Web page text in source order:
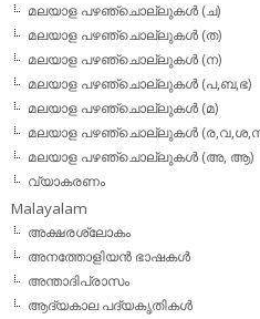
മലയാള പഴഞ്ചൊല്ലുകള്‍ (ച)
മലയാള പഴഞ്ചൊല്ലുകള്‍ (ത)
മലയാള പഴഞ്ചൊല്ലുകള്‍ (ന)
മലയാള പഴഞ്ചൊല്ലുകള്‍ (പ,ബ,ഭ)
മലയാള പഴഞ്ചൊല്ലുകള്‍ (മ)
മലയാള പഴഞ്ചൊല്ലുകള്‍
മലയാള പഴഞ്ചൊല്ലുകൾ (അ, ആ)
വ്യാകരണം
Malayalam
അക്ഷരശ്ലോകം
അനത്തോളിയന്‍ ഭാഷകള്‍
അന്താദിപ്രാസം
ആദ്യകാല പദ്യകൃതികള്‍